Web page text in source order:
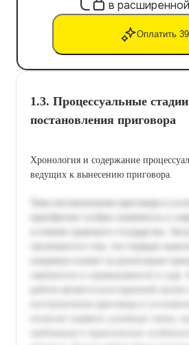
в
Оплатить
1.3. Процессуальные стадии
постановления приговора
Хронология и содержание
ведущих к вынесению приговора.